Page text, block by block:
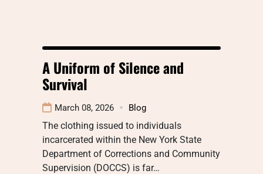
A Uniform of Silence and
Survival
March 08, 2026 Blog
The clothing issued to individuals
incarcerated within the New York State
Department of Corrections and Community
Supervision (DOCCS) is far…